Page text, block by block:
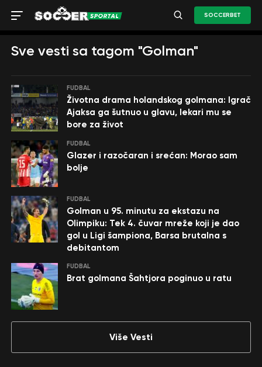
SOCCERBET
Sve vesti sa tagom "Golman"
FUDBAL
Životna drama holandskog golmana: Igrač
Ajaksa ga šutnuo u glavu, lekari mu se
bore za život
FUDBAL
Glazer i razočaran i srećan: Morao sam
bolje
FUDBAL
Golman u 95. minutu za ekstazu na
Olimpiku: Tek 4. čuvar mreže koji je dao
gol u Ligi šampiona, Barsa brutalna s
debitantom
FUDBAL
Brat golmana Šahtjora poginuo u ratu
Više Vesti